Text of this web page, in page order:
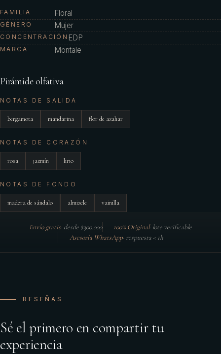
FAMILIA Floral
GÉNERO Mujer
CONCENTRACIÓN EDP
MARCA Montale
Pirámide olfativa
NOTAS DE SALIDA
bergamota mandarina flor de azahar
NOTAS DE CORAZÓN
rosa jazmín lirio
NOTAS DE FONDO
madera de sándalo almizcle vainilla
Envío gratis· desde $300.000 100% Original· lote verificable
Asesoría WhatsApp· respuesta < 1h
RESEÑAS
Sé el primero en compartir tu
experiencia